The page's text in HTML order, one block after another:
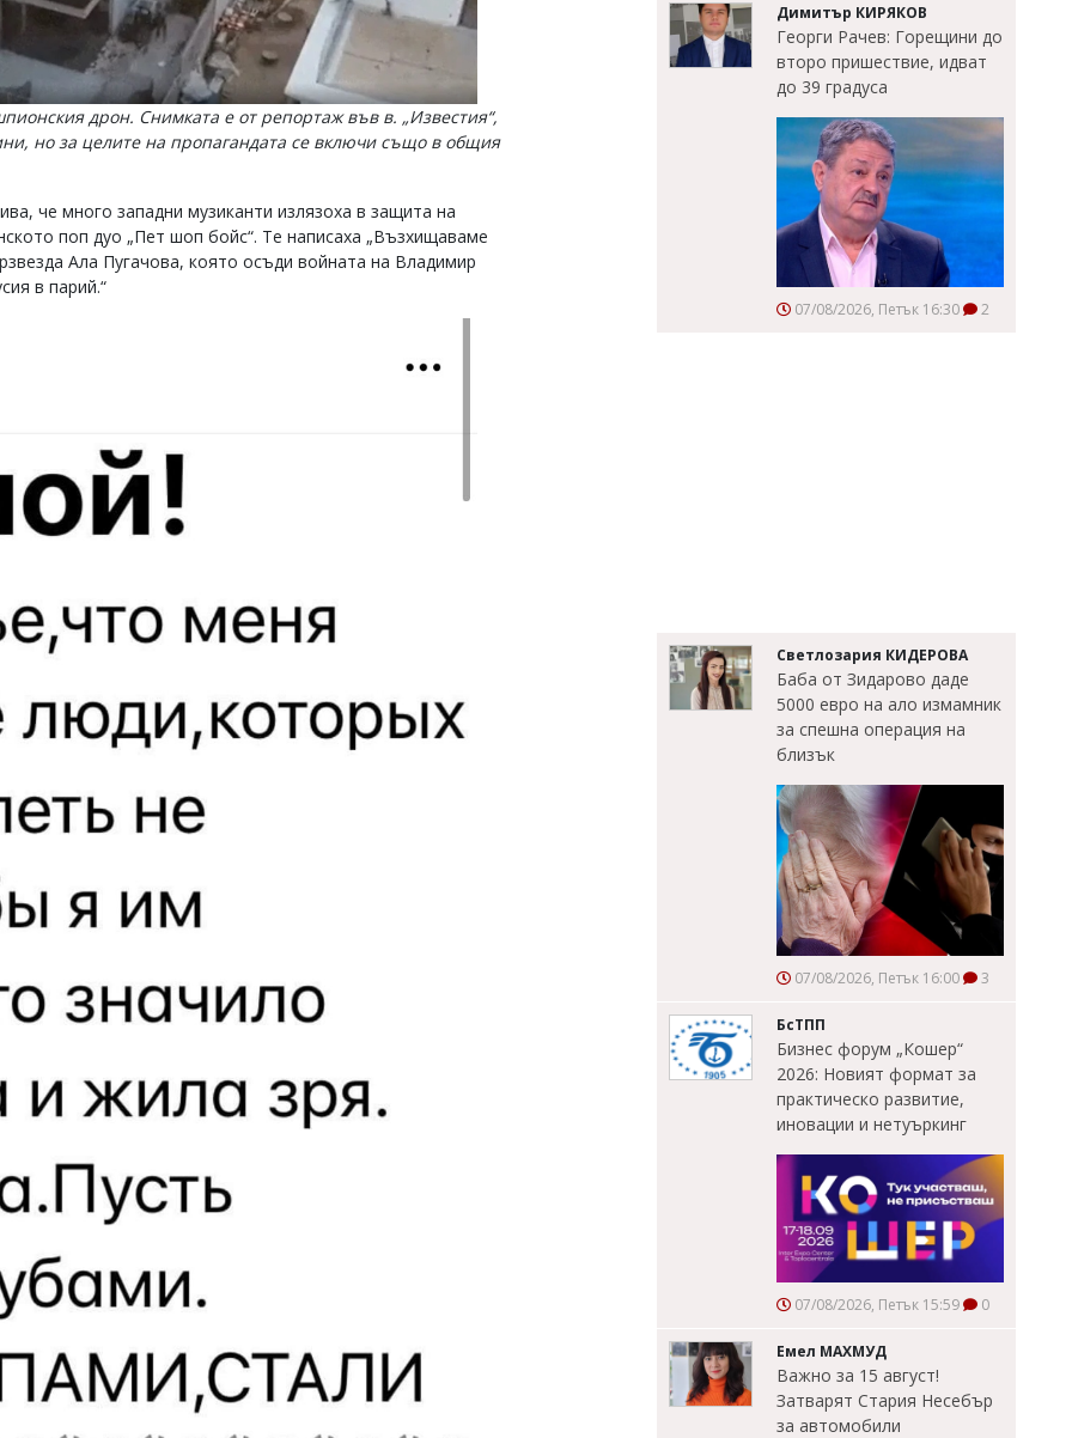
дрон. Снимката е от репортаж във в. „Известия“,
но за целите на пропагандата се включи също в общия
че много западни музиканти излязоха в защита на
поп дуо „Пет шоп бойс“. Те написаха „Възхищаваме
Ала Пугачова, която осъди войната на Владимир
в парий.“
Димитър КИРЯКОВ
Георги Рачев: Горещини до
второ пришествие, идват
до 39 градуса
07/08/2026, Петък 16:30 2
Светлозария КИДЕРОВА
Баба от Зидарово даде
5000 евро на ало измамник
за спешна операция на
близък
07/08/2026, Петък 16:00 3
БсТПП
Бизнес форум „Кошер“
2026: Новият формат за
практическо развитие,
иновации и нетуъркинг
07/08/2026, Петък 15:59 0
Емел МАХМУД
Важно за 15 август!
Затварят Стария Несебър
за автомобили